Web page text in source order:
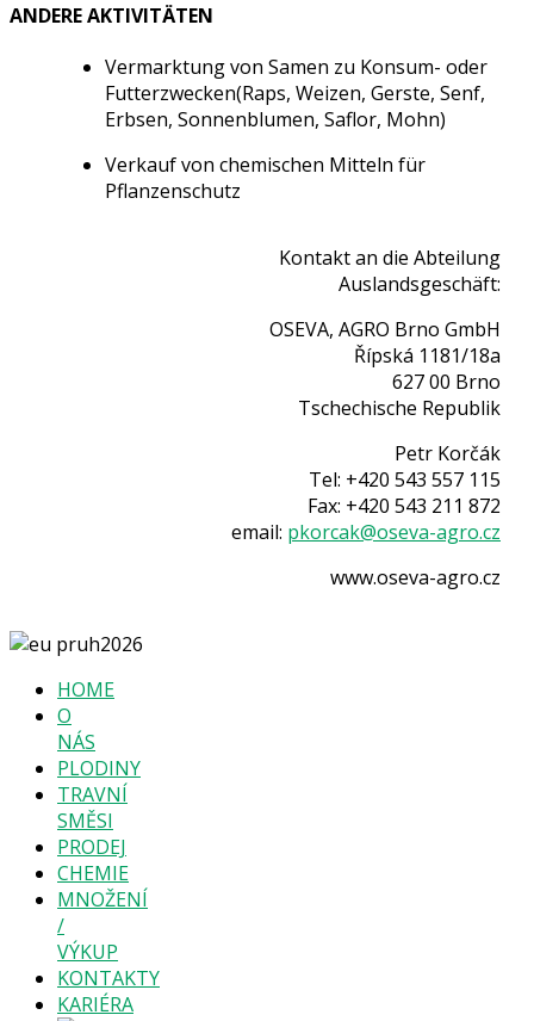
ANDERE AKTIVITÄTEN
Vermarktung von Samen zu Konsum- oder
Futterzwecken(Raps, Weizen, Gerste, Senf,
Erbsen, Sonnenblumen, Saflor, Mohn)
Verkauf von chemischen Mitteln für
Pflanzenschutz
Kontakt an die Abteilung
Auslandsgeschäft:
OSEVA, AGRO Brno GmbH
Řípská 1181/18a
627 00 Brno
Tschechische Republik
Petr Korčák
Tel: +420 543 557 115
Fax: +420 543 211 872
email: pkorcak@oseva-agro.cz
www.oseva-agro.cz
HOME
O
NÁS
PLODINY
TRAVNÍ
SMĚSI
PRODEJ
CHEMIE
MNOŽENÍ
/
VÝKUP
KONTAKTY
KARIÉRA